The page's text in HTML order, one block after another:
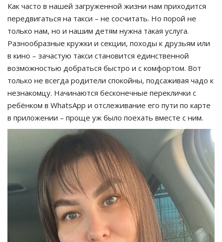
Как часто в нашей загруженной жизни нам приходится
передвигаться на такси – не сосчитать. Но порой не
только нам, но и нашим детям нужна такая услуга.
Разнообразные кружки и секции, походы к друзьям или
в кино – зачастую такси становится единственной
возможностью добраться быстро и с комфортом. Вот
только не всегда родители спокойны, подсаживая чадо к
незнакомцу. Начинаются бесконечные переклички с
ребёнком в WhatsApp и отслеживание его пути по карте
в приложении – проще уж было поехать вместе с ним.